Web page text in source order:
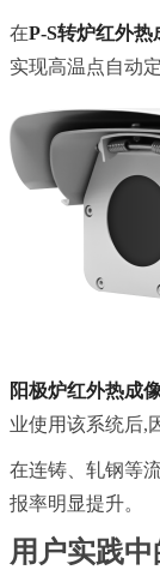
在P-S转炉红外
实现高温点自动
阳极炉红外热成
业使用该系统后,
在连铸、轧钢等
报率明显提升。
用户实践